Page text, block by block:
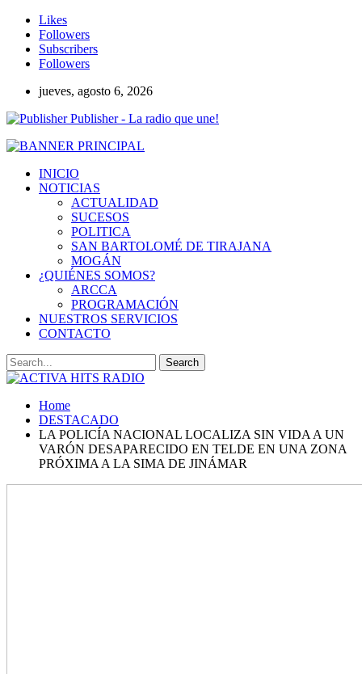
Likes
Followers
Subscribers
Followers
jueves, agosto 6, 2026
Publisher - La radio que une!
INICIO
NOTICIAS
ACTUALIDAD
SUCESOS
POLITICA
SAN BARTOLOMÉ DE TIRAJANA
MOGÁN
¿QUIÉNES SOMOS?
ARCCA
PROGRAMACIÓN
NUESTROS SERVICIOS
CONTACTO
Home
DESTACADO
LA POLICÍA NACIONAL LOCALIZA SIN VIDA A UN
VARÓN DESAPARECIDO EN TELDE EN UNA ZONA
PRÓXIMA A LA SIMA DE JINÁMAR